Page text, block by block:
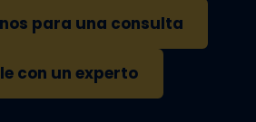
para una consulta
con un experto